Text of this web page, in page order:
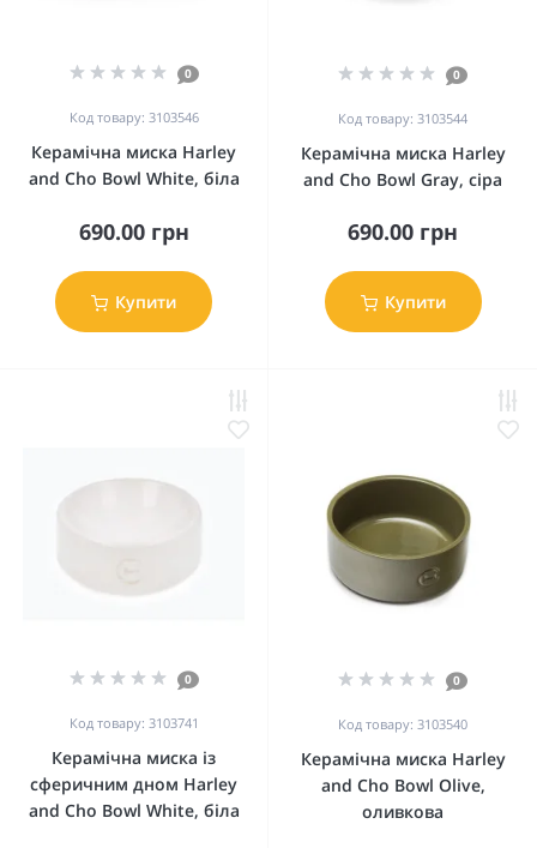
0
Код товару: 3103546
Керамічна миска Harley
and Cho Bowl White, біла
690.00 грн
Купити
0
Код товару: 3103544
Керамічна миска Harley
and Cho Bowl Gray, сіра
690.00 грн
Купити
0
Код товару: 3103741
Керамічна миска із
сферичним дном Harley
and Cho Bowl White, біла
0
Код товару: 3103540
Керамічна миска Harley
and Cho Bowl Olive,
оливкова